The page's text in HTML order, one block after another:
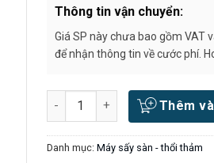
Thông tin vận chuyển:
Giá SP này chưa bao gồm VAT
để nhận thông tin về cước phí.
Số lượng Thêm
Danh mục: Máy sấy sàn - thổi thảm